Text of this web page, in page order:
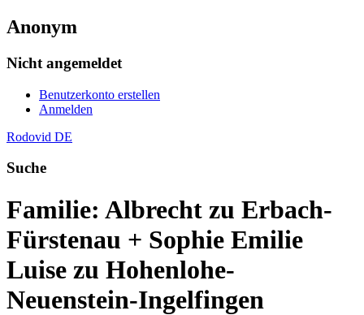
Anonym
Nicht angemeldet
Benutzerkonto erstellen
Anmelden
Rodovid DE
Suche
Familie: Albrecht zu Erbach-
Fürstenau + Sophie Emilie
Luise zu Hohenlohe-
Neuenstein-Ingelfingen